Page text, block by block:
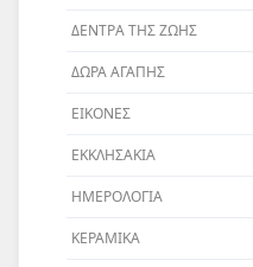
ΔΕΝΤΡA ΤΗΣ ΖΩΗΣ
ΔΩΡΑ ΑΓΑΠΗΣ
ΕΙΚΟΝΕΣ
ΕΚΚΛΗΣΑΚΙΑ
ΗΜΕΡΟΛΟΓΙΑ
ΚΕΡΑΜΙΚΑ